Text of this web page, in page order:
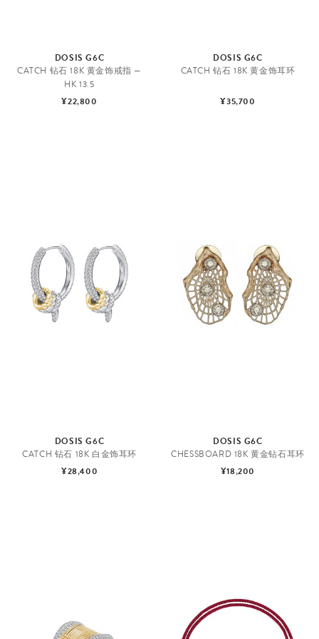
DOSIS G6C
CATCH 钻石 18K 黄金饰戒指 —
HK 13.5
¥22,800
DOSIS G6C
CATCH 钻石 18K 黄金饰耳环
¥35,700
DOSIS G6C
CATCH 钻石 18K 白金饰耳环
¥28,400
DOSIS G6C
CHESSBOARD 18K 黄金钻石耳环
¥18,200